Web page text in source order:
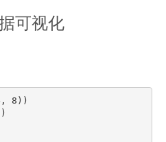
可视化
, 8 ) )
)